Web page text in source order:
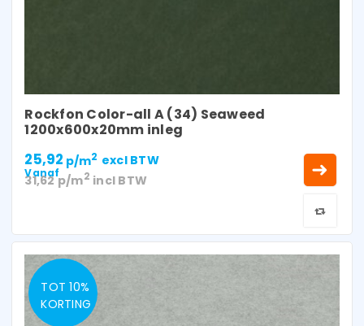
Rockfon Color-all A (34) Seaweed
1200x600x20mm inleg
Vanaf
25,92 p/m2 excl BTW
31,62p/m2 incl BTW
TOT 10%
KORTING